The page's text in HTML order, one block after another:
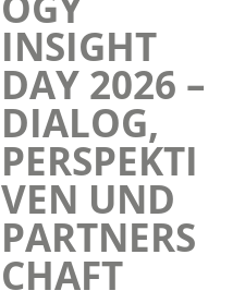
INSIGHT
DAY 2026 –
DIALOG,
PERSPEKTI
VEN UND
PARTNERS
CHAFT